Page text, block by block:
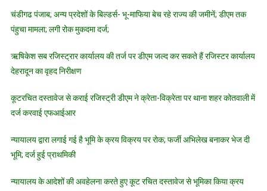
क्रय-
विक्रय
बिल्डर्स
पर
में
चंडीगढ पंजाब; अन्य प्रदेशों के बिल्डर्स- भू-माफिया बेच रहे राज्य की जमीनें; डीएम तक
पंहुचा मामला; लगी रोक मुकदमा दर्ज;
ऋषिकेश सब रजिस्ट्रार कार्यालय की तर्ज पर डीएम जल्द कर सकते हैं रजिस्टर कार्यालय
देहरादून का वृहद निरीक्षण
कूटरचित दस्तावेज से कराई रजिस्ट्री डीएम ने क्रेता-विक्रेता पर थाना शहर कोतवाली में
दर्ज करवाई एफआईआर
न्यायालय द्वारा लगाई गई है भूमि के क्रय विक्रय पर रोक; फर्जी अभिलेख बनाकर भेज दी
भूमि; दर्ज हुई प्राथमिकी
न्यायालय के आदेशों की अवहेलना करते हुए कूट रचित दस्तावेज से भूमिका किया क्रय